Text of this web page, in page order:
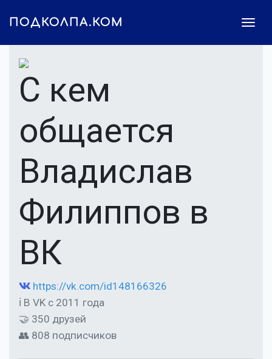
ПОДКОЛПА.КОМ
С кем
общается
Владислав
Филиппов в
ВК
https://vk.com/id148166326
ℹ В VK с 2011 года
🤝 350 друзей
👥 808 подписчиков